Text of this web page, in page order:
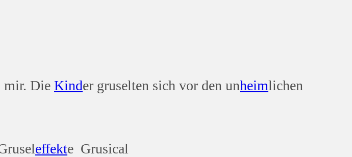
mir. Die Kinder gruselten sich vor den unheimlichen
effekte Grusical